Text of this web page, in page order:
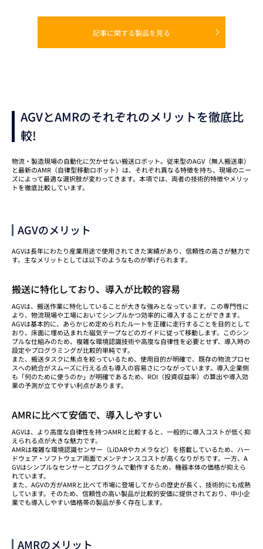
記事に関する製品を見る
AGVとAMRのそれぞれのメリットを徹底比
較!
物流・製造現場の自動化に欠かせない搬送ロボット。従来型のAGV（無人搬送車）
と最新のAMR（自律型移動ロボット）は、それぞれ異なる特徴を持ち、現場のニー
ズによって最適な選択肢が変わってきます。本項では、両者の技術的特徴やメリッ
トを徹底比較しています。
AGVのメリット
AGVは長年にわたり産業用途で使用されてきた実績があり、信頼性の高さが魅力で
す。主なメリットとしては以下のようなものが挙げられます。
搬送に特化しており、導入が比較的容易
AGVは、搬送作業に特化していることが大きな強みとなっています。この専門性に
より、物流現場や工場においてシンプルかつ効率的に導入することができます。
AGVは基本的に、あらかじめ定められたルートを正確に走行することを目的として
おり、床面に埋め込まれた磁気テープなどのガイドに従って移動します。このシン
プルな仕組みのため、複雑な環境認識技術や高度な自律性を必要とせず、導入時の
設定やプログラミングが比較的単純です。
また、搬送タスクに焦点を絞っているため、使用目的が明確で、既存の物流プロセ
スへの統合がスムーズに行える点も導入の容易さにつながっています。導入企業側
も「何のために使うのか」が明確であるため、ROI（投資収益率）の算出や導入効
果の予測が立てやすい利点があります。
AMRに比べて安価で、導入しやすい
AGVは、より高度な自律性を持つAMRと比較すると、一般的に導入コストが低く抑
えられる点が大きな魅力です。
AMRは複雑な環境認識センサー（LiDARやカメラなど）を搭載しているため、ハー
ドウェア・ソフトウェア両面でメンテナンスコストが高くなりがちです。一方、A
GVはシンプルなセンサーとプログラムで動作するため、機器本体の価格が抑えら
れています。
また、AGVの方がAMRと比べて市場に登場してからの歴史が長く、技術的にも成熟
しています。そのため、信頼性の高い製品が比較的安価に提供されており、中小企
業でも導入しやすい価格帯の製品が多く存在します。
AMRのメリット